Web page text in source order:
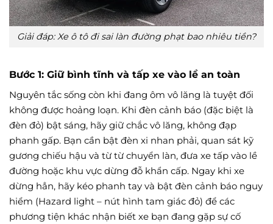
Giải đáp: Xe ô tô đi sai làn đường phạt bao nhiêu tiền?
Bước 1: Giữ bình tĩnh và tấp xe vào lề an toàn
Nguyên tắc sống còn khi đang ôm vô lăng là tuyệt đối
không được hoảng loạn. Khi đèn cảnh báo (đặc biệt là
đèn đỏ) bật sáng, hãy giữ chắc vô lăng, không đạp
phanh gấp. Bạn cần bật đèn xi nhan phải, quan sát kỹ
gương chiếu hậu và từ từ chuyển làn, đưa xe tấp vào lề
đường hoặc khu vực dừng đỗ khẩn cấp. Ngay khi xe
dừng hẳn, hãy kéo phanh tay và bật đèn cảnh báo nguy
hiểm (Hazard light – nút hình tam giác đỏ) để các
phương tiện khác nhận biết xe bạn đang gặp sự cố